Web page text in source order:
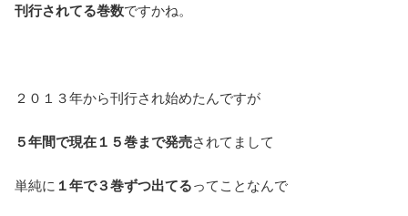
刊行されてる巻数ですかね。
２０１３年から刊行され始めたんですが
５年間で現在１５巻まで発売されてまして
単純に １年で３巻ずつ出てるってことなんで